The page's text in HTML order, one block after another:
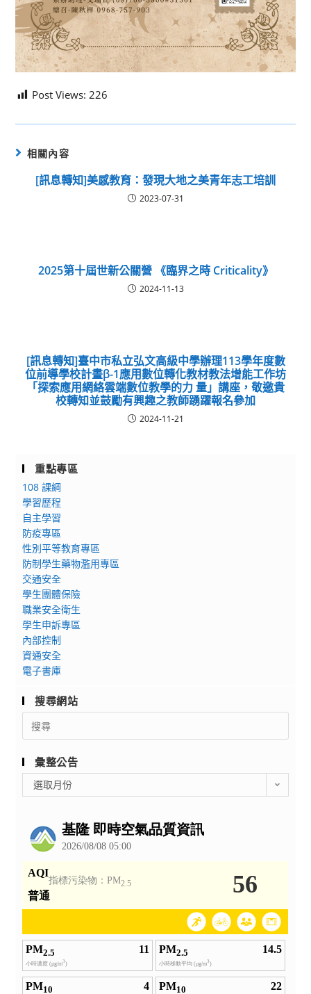
Post Views: 226
相關內容
[訊息轉知]美感教育：發現大地之美青年志工培訓
2023-07-31
2025第十屆世新公關營 《臨界之時 Criticality》
2024-11-13
[訊息轉知]臺中市私立弘文高級中學辦理113學年度數
位前導學校計畫β-1應用數位轉化教材教法增能工作坊
「探索應用網絡雲端數位教學的力 量」講座，敬邀貴
校轉知並鼓勵有興趣之教師踴躍報名參加
2024-11-21
重點專區
108 課綱
學習歷程
自主學習
防疫專區
性別平等教育專區
防制學生藥物濫用專區
交通安全
學生團體保險
職業安全衛生
學生申訴專區
內部控制
資通安全
電子書庫
搜尋網站
Search
for:
彙整公告
整
選取月份